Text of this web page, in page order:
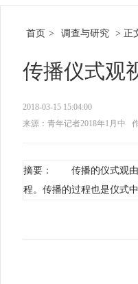
首页 > 调查与研究 > 正
传播仪式观
2018-03-15 15:04:00
来源：青年记者2018年1月中
摘要： 传播的仪式观由
程。传播的过程也是仪式